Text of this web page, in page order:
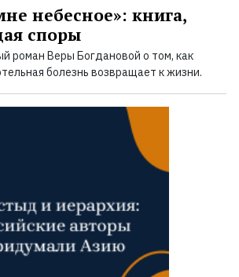
небесное»: книга,
споры
роман Веры Богдановой о том, как
болезнь возвращает к жизни.